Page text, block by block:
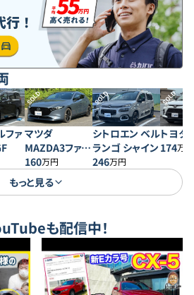
ファ
SOLD
マツダ
MAZDA3ファス
トバック 20S プ
ロアクティブ
160万円
SOLD
シトロエン ベル
ランゴ シャイン
246万円
SOLD
トヨタ
174万円
もっと見る
も配信中！